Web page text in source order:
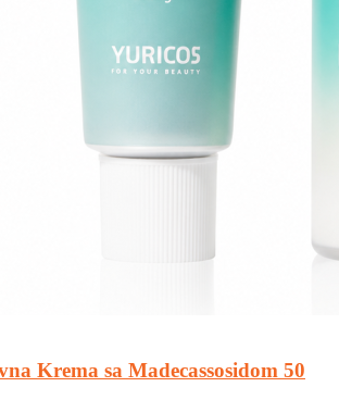
Krema sa Madecassosidom 50